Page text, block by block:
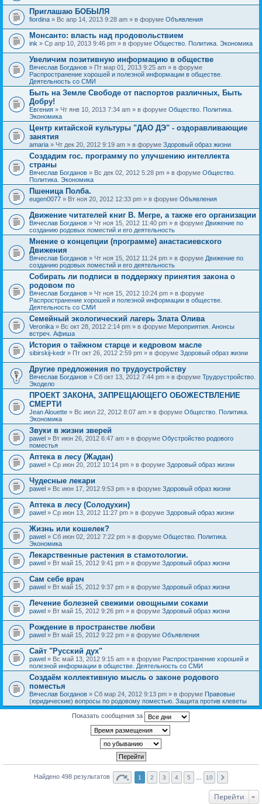
я
т
е
м
а
с
о
д
е
р
ж
и
т
о
п
р
о
с
.
о
ж
е
н
и
я
Приглашаю БОБЫЛЯ
fiordina » Вс апр 14, 2013 9:28 am » в форуме Объявления
Монсанто: власть над продовольствием
ink » Ср апр 10, 2013 9:46 pm » в форуме Общество. Политика. Экономика
Увеличим позитивную информацию в обществе
Вячеслав Богданов » Пт мар 01, 2013 9:25 am » в форуме
Распространение хорошей и полезной информации в обществе.
Деятельность со СМИ
Быть на Земле Свободе от паспортов различных, Быть
Добру!
Евгения » Чт янв 10, 2013 7:34 am » в форуме Общество. Политика.
Экономика
Центр китайской культуры "ДАО ДЭ" - оздоравливающие
занятия
amaria » Чт дек 20, 2012 9:19 am » в форуме Здоровый образ жизни
Создадим гос. программу по улучшению интеллекта
страны
Вячеслав Богданов » Вс дек 02, 2012 5:28 pm » в форуме Общество.
Политика. Экономика
Пшеница Полба.
eugen0077 » Вт ноя 20, 2012 12:33 pm » в форуме Объявления
Движение читателей книг В. Мегре, а также его организации
Вячеслав Богданов » Чт ноя 15, 2012 11:40 pm » в форуме Движение по
созданию родовых поместий и его деятельность
Мнение о концепции (программе) анастасиевского
Движения
Вячеслав Богданов » Чт ноя 15, 2012 11:24 pm » в форуме Движение по
созданию родовых поместий и его деятельность
Собирать ли подписи в поддержку принятия закона о
родовом по
Вячеслав Богданов » Чт ноя 15, 2012 10:24 pm » в форуме
Распространение хорошей и полезной информации в обществе.
Деятельность со СМИ
Семейный экологический лагерь Злата Олива
Veronika » Вс окт 28, 2012 2:14 pm » в форуме Мероприятия. Анонсы
встреч. Афиша
История о таёжном старце и кедровом масле
sibirskij-kedr » Пт окт 26, 2012 2:59 pm » в форуме Здоровый образ жизни
Другие предложения по трудоустройству
Вячеслав Богданов » Сб окт 13, 2012 7:44 pm » в форуме Трудоустройство.
Экодело
ПРОЕКТ ЗАКОНА, ЗАПРЕЩАЮЩЕГО ОБОЖЕСТВЛЕНИЕ
СМЕРТИ
Jean Alouette » Вс июл 22, 2012 8:07 am » в форуме Общество. Политика.
Экономика
Звуки в жизни зверей
pawel » Вт июн 26, 2012 6:47 am » в форуме Обустройство родового
поместья
Аптека в лесу (Жадан)
pawel » Ср июн 20, 2012 10:14 pm » в форуме Здоровый образ жизни
Чудесные лекари
pawel » Вс июн 17, 2012 9:53 pm » в форуме Здоровый образ жизни
Аптека в лесу (Солодухин)
pawel » Ср июн 13, 2012 11:27 pm » в форуме Здоровый образ жизни
Жизнь или кошелек?
pawel » Сб июн 02, 2012 7:22 pm » в форуме Общество. Политика.
Экономика
Лекарственные растения в стамотологии.
pawel » Вт май 15, 2012 9:41 pm » в форуме Здоровый образ жизни
Сам себе врач
pawel » Вт май 15, 2012 9:37 pm » в форуме Здоровый образ жизни
Лечение болезней свежими овощными соками
pawel » Вт май 15, 2012 9:26 pm » в форуме Здоровый образ жизни
Рождение в пространстве любви
pawel » Вт май 15, 2012 9:22 pm » в форуме Объявления
Сайт "Русский дух"
pawel » Вс май 13, 2012 9:15 am » в форуме Распространение хорошей и
полезной информации в обществе. Деятельность со СМИ
Создаём коллективную мысль о законе родового
поместья
Вячеслав Богданов » Сб мар 24, 2012 9:13 pm » в форуме Правовые
(юридические) вопросы по родовому поместью. Защита против клеветы
Показать сообщения за
Найдено 498 результатов 1 2 3 4 5 10
Перейти